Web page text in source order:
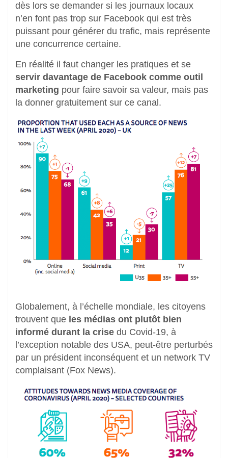
dès lors se demander si les journaux locaux
n’en font pas trop sur Facebook qui est très
puissant pour générer du trafic, mais représente
une concurrence certaine.
En réalité il faut changer les pratiques et se
servir davantage de Facebook comme outil
marketing pour faire savoir sa valeur, mais pas
la donner gratuitement sur ce canal.
Globalement, à l’échelle mondiale, les citoyens
trouvent que les médias ont plutôt bien
informé durant la crise du Covid-19, à
l’exception notable des USA, peut-être perturbés
par un président inconséquent et un network TV
complaisant (Fox News).